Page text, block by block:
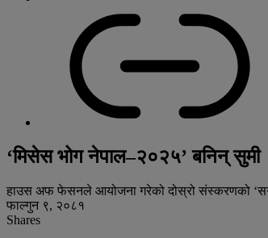
‘मिसेस भोग नेपाल–२०२५’ बनिन् सुमी
हाउस अफ फेसनले आयोजना गरेको दोस्रो संस्करणको
फाल्गुन ९, २०८१
Shares